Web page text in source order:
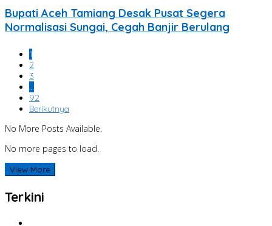
Bupati Aceh Tamiang Desak Pusat Segera
Normalisasi Sungai, Cegah Banjir Berulang
1
2
3
92
Berikutnya
No More Posts Available.
No more pages to load.
View More
Terkini